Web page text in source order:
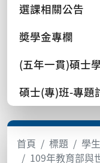
選課相關公告
奬學金專欄
(五年一貫)碩士
碩士(專)班-專題
首頁 標題 學
109年教育部與